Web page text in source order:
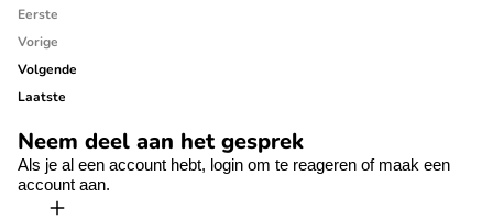
Eerste
Vorige
Volgende
Laatste
Neem deel aan het gesprek
Als je al een account hebt, login om te reageren of maak een
account aan.